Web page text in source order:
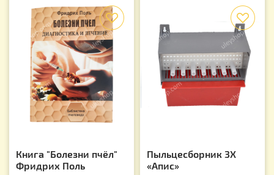
Книга "Болезни пчёл"
Фридрих Поль
Пыльцесборник 3Х
«Апис»